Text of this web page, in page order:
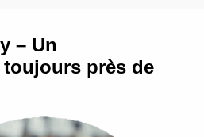
– Un
près de